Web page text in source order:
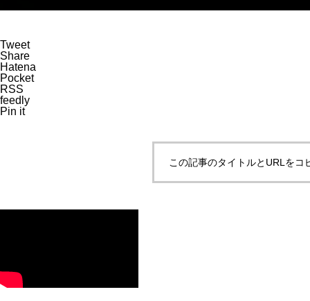
Tweet
Share
Hatena
Pocket
RSS
feedly
Pin it
この記事のタイトルとURLをコ